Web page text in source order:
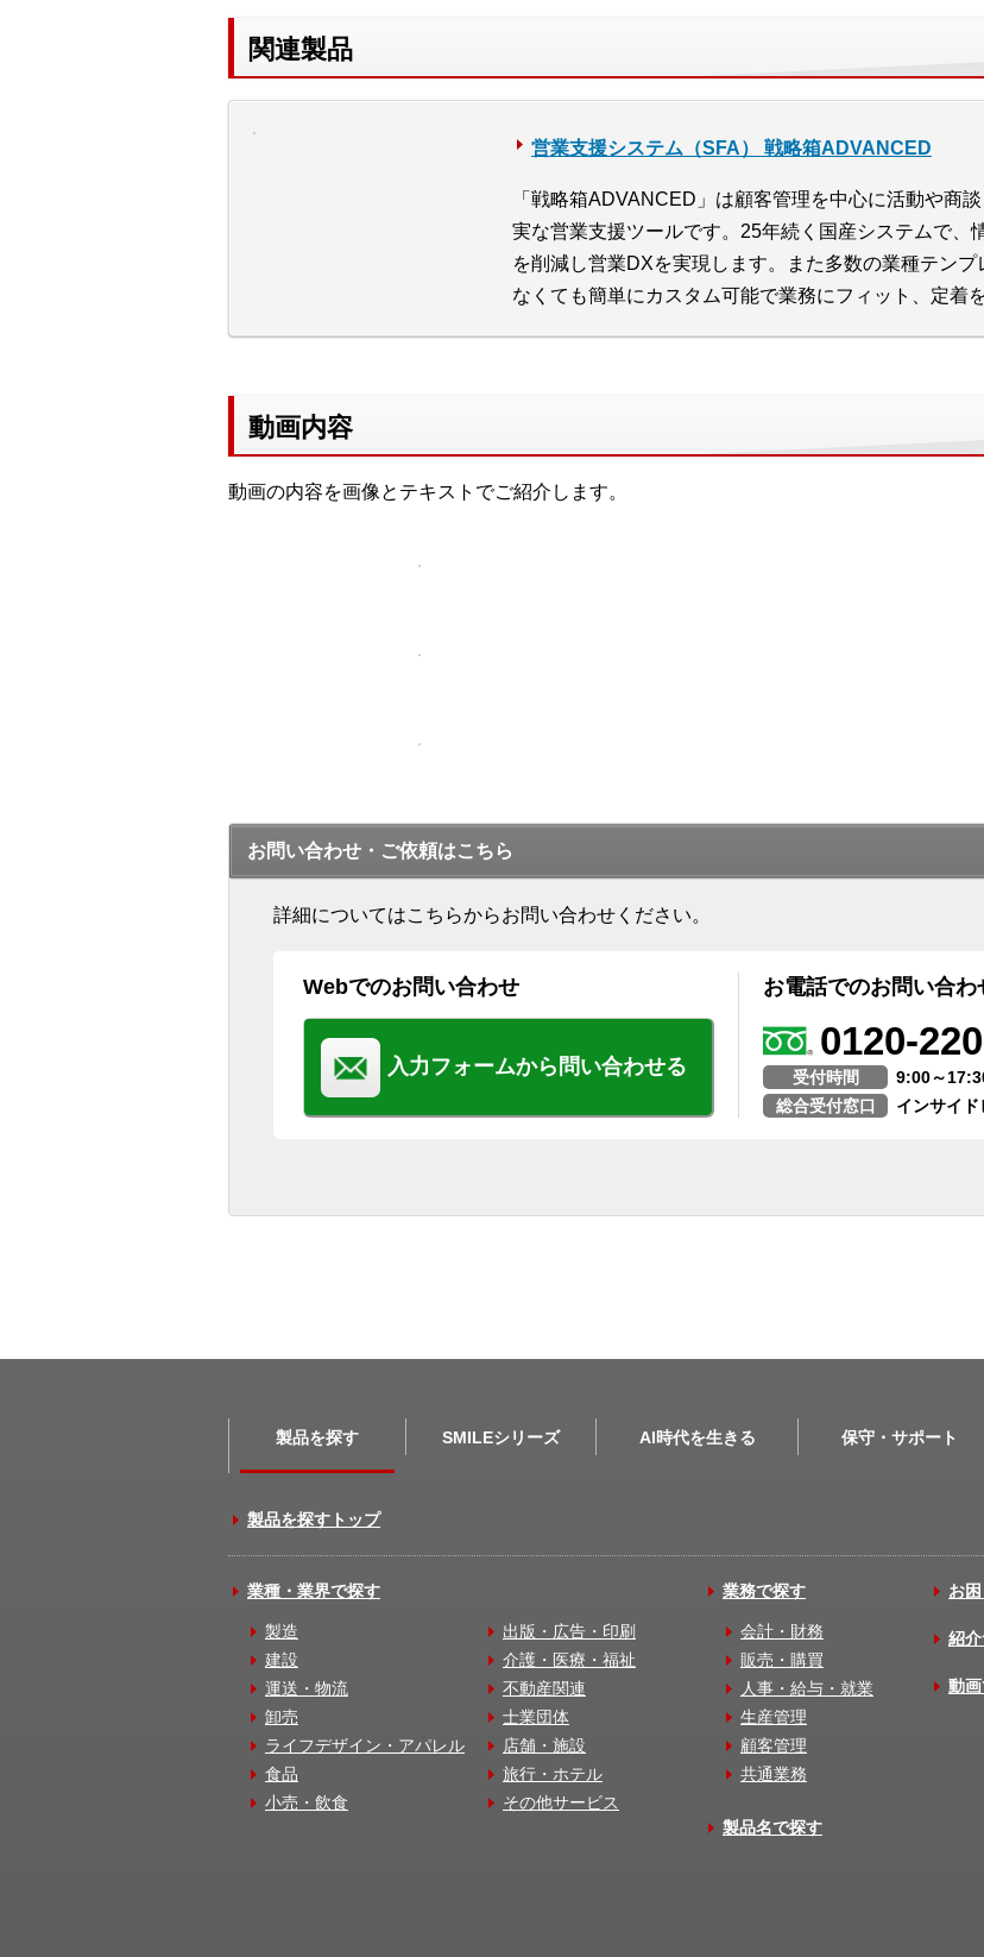
関連製品
営業支援システム（SFA） 戦略箱ADVANCED
「戦略箱ADVANCED」は顧客管理を中心に活動や商
実な営業支援ツールです。25年続く国産システムで、
を削減し営業DXを実現します。また多数の業種テン
なくても簡単にカスタム可能で業務にフィット、定着
動画内容
動画の内容を画像とテキストでご紹介します。
お問い合わせ・ご依頼はこちら
詳細についてはこちらからお問い合わせください。
Webでのお問い合わせ
入力フォームから問い合わせる
お電話でのお問い合わ
0120-
受付時間
9:00～
総合受付窓口
インサイ
製品を探す SMILEシリーズ AI時代を生きる 保守・サポート
製品を探すトップ
業種・業界で探す
製造
建設
運送・物流
卸売
ライフデザイン・アパレル
食品
小売・飲食
出版・広告・印刷
介護・医療・福祉
不動産関連
士業団体
店舗・施設
旅行・ホテル
その他サービス
業務で探す
会計・財務
販売・購買
人事・給与・就業
生産管理
顧客管理
共通業務
製品名で探す
お
紹
動